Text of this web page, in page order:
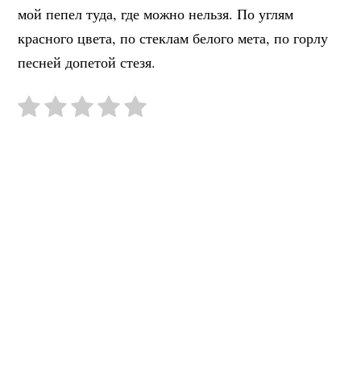
мой пепел туда, где можно нельзя. По углям
красного цвета, по стеклам белого мета, по горлу
песней допетой стезя.